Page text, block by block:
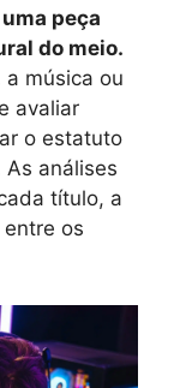
peça
do meio.
música ou
avaliar
o estatuto
análises
título, a
os